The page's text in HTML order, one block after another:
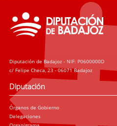
Diputación de Badajoz - NIF: P0600000D
c/ Felipe Checa, 23 - 06071 Badajoz
Diputación
Órganos de Gobierno
Delegaciones